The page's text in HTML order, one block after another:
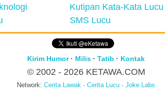
Kutipan Kata-Kata Lucu
SMS Lucu
Kirim Humor· Milis · Tatib · Kontak
© 2002 - 2026 KETAWA.COM
Network: Cerita Lawak · Cerita Lucu · Joke Labs